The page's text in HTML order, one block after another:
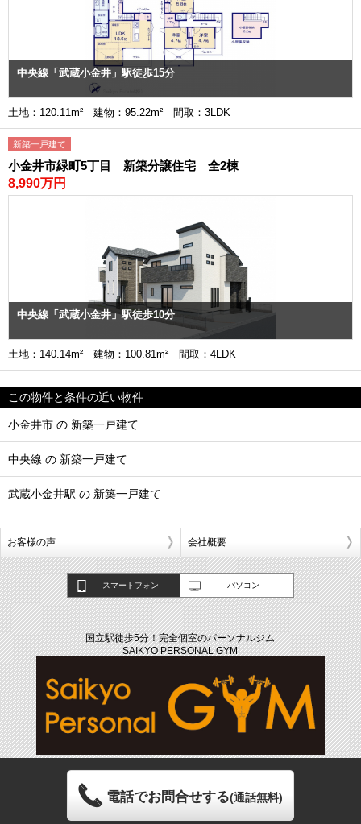
中央線「武蔵小金井」駅徒歩15分
土地：120.11m² 建物：95.22m² 間取：3LDK
新築一戸建て
小金井市緑町5丁目 新築分譲住宅 全2棟
8,990万円
中央線「武蔵小金井」駅徒歩10分
土地：140.14m² 建物：100.81m² 間取：4LDK
この物件と条件の近い物件
小金井市 の 新築一戸建て
中央線 の 新築一戸建て
武蔵小金井駅 の 新築一戸建て
お客様の声 会社概要
スマートフォン パソコン
国立駅徒歩5分！完全個室のパーソナルジム
SAIKYO PERSONAL GYM
電話でお問合せする(通話無料)